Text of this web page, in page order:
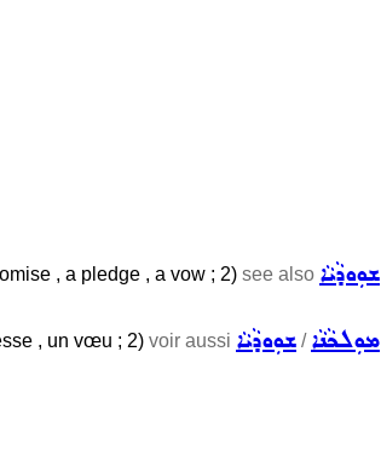
, a pledge , a vow ; 2) see also ܫܘܼܘܕܵܝܵܐ
, un vœu ; 2) voir aussi ܫܘܼܘܕܵܝܵܐ /ܡܘܼܠܟܵܢܵܐ